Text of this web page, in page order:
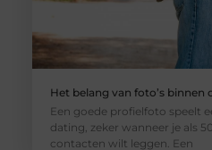
Het belang van foto’s binnen
Een goede profielfoto speelt
dating, zeker wanneer je als
contacten wilt leggen. Een